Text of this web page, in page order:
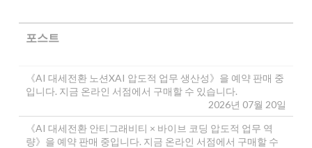
포스트
《AI 대세전환 노션XAI 압도적 업무 생산성》을 예약 판매 중
입니다. 지금 온라인 서점에서 구매할 수 있습니다.
2026년 07월 20일
《AI 대세전환 안티그래비티 × 바이브 코딩 압도적 업무 역
량》을 예약 판매 중입니다. 지금 온라인 서점에서 구매할 수